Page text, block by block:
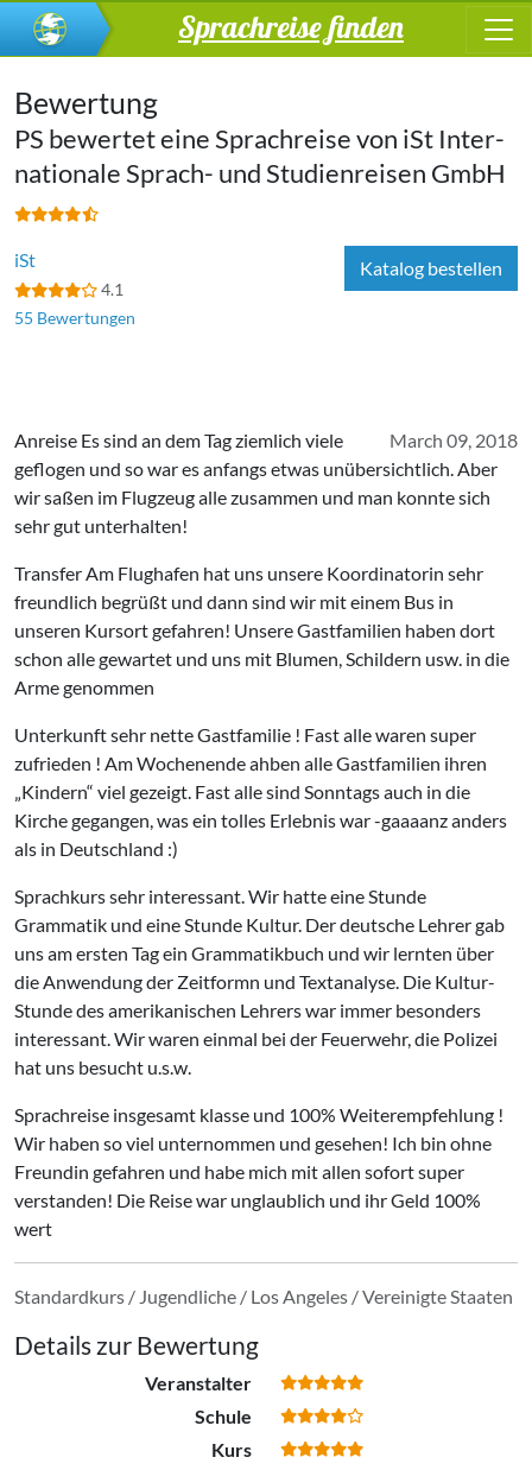
Sprachreise finden
Bewertung
PS bewertet eine Sprachreise von iSt In­ter­
na­tio­na­le Sprach- und Stu­di­en­rei­sen GmbH
iSt
4.1
55 Bewertungen
Katalog bestellen
March 09, 2018
Anreise Es sind an dem Tag ziemlich viele
geflogen und so war es anfangs etwas unübersichtlich. Aber
wir saßen im Flugzeug alle zusammen und man konnte sich
sehr gut unterhalten!
Transfer Am Flughafen hat uns unsere Koordinatorin sehr
freundlich begrüßt und dann sind wir mit einem Bus in
unseren Kursort gefahren! Unsere Gastfamilien haben dort
schon alle gewartet und uns mit Blumen, Schildern usw. in die
Arme genommen
Unterkunft sehr nette Gastfamilie ! Fast alle waren super
zufrieden ! Am Wochenende ahben alle Gastfamilien ihren
Kindern viel gezeigt. Fast alle sind Sonntags auch in die
Kirche gegangen, was ein tolles Erlebnis war -gaaaanz anders
als in Deutschland :)
Sprachkurs sehr interessant. Wir hatte eine Stunde
Grammatik und eine Stunde Kultur. Der deutsche Lehrer gab
uns am ersten Tag ein Grammatikbuch und wir lernten über
die Anwendung der Zeitformn und Textanalyse. Die Kultur-
Stunde des amerikanischen Lehrers war immer besonders
interessant. Wir waren einmal bei der Feuerwehr, die Polizei
hat uns besucht u.s.w.
Sprachreise insgesamt klasse und 100% Weiterempfehlung !
Wir haben so viel unternommen und gesehen! Ich bin ohne
Freundin gefahren und habe mich mit allen sofort super
verstanden! Die Reise war unglaublich und ihr Geld 100%
wert
Standardkurs / Jugendliche / Los Angeles / Vereinigte Staaten
Details zur Bewertung
Veranstalter
Schule
Kurs